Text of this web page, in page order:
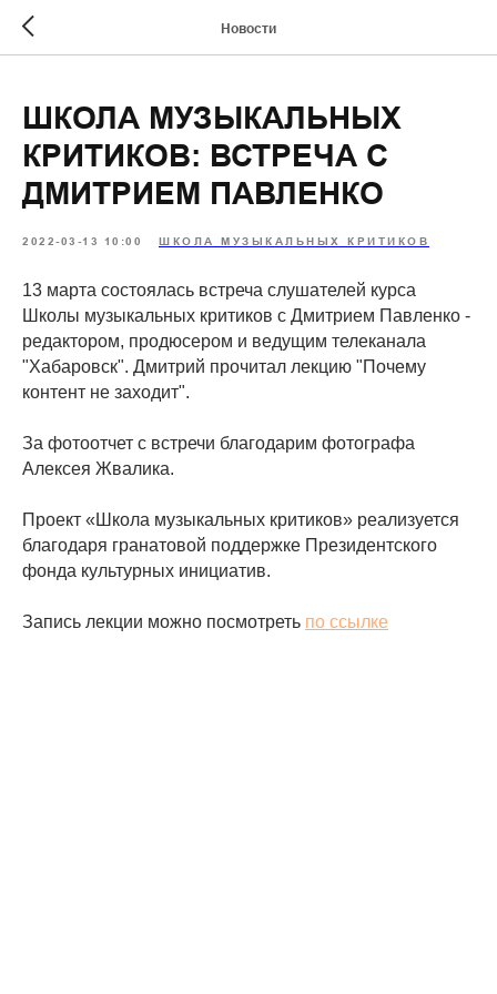
Новости
ШКОЛА МУЗЫКАЛЬНЫХ
КРИТИКОВ: ВСТРЕЧА С
ДМИТРИЕМ ПАВЛЕНКО
2022-03-13 10:00 ШКОЛА МУЗЫКАЛЬНЫХ КРИТИКОВ
13 марта состоялась встреча слушателей курса
Школы музыкальных критиков с Дмитрием Павленко -
редактором, продюсером и ведущим телеканала
"Хабаровск". Дмитрий прочитал лекцию "Почему
контент не заходит".
За фотоотчет с встречи благодарим фотографа
Алексея Жвалика.
Проект «Школа музыкальных критиков» реализуется
благодаря гранатовой поддержке Президентского
фонда культурных инициатив.
Запись лекции можно посмотреть по ссылке